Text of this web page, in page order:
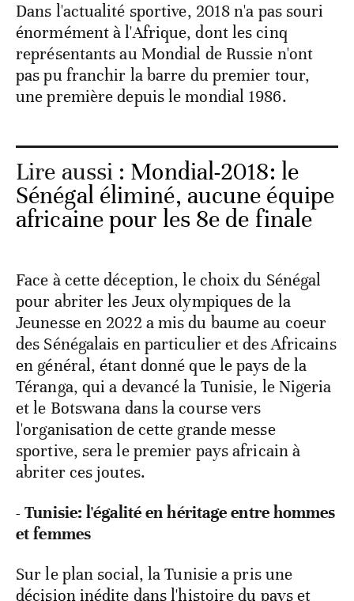
Dans l'actualité sportive, 2018 n'a pas souri
énormément à l'Afrique, dont les cinq
représentants au Mondial de Russie n'ont
pas pu franchir la barre du premier tour,
une première depuis le mondial 1986.
Lire aussi : Mondial-2018: le
Sénégal éliminé, aucune équipe
africaine pour les 8e de finale
Face à cette déception, le choix du Sénégal
pour abriter les Jeux olympiques de la
Jeunesse en 2022 a mis du baume au coeur
des Sénégalais en particulier et des Africains
en général, étant donné que le pays de la
Téranga, qui a devancé la Tunisie, le Nigeria
et le Botswana dans la course vers
l'organisation de cette grande messe
sportive, sera le premier pays africain à
abriter ces joutes.
- Tunisie: l'égalité en héritage entre hommes
et femmes
Sur le plan social, la Tunisie a pris une
décision inédite dans l'histoire du pays et